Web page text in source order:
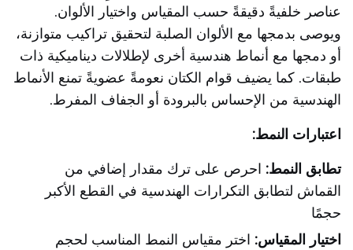
عناصر خلفيةً دقيقةً حسب المقياس واختيار الألوان.
ويوصى بدمجها مع الألوان الصلبة لتحقيق تراكيب متوازنة،
أو دمجها مع أنماط هندسية أخرى لإطلالات ديناميكية ذات
طبقات. كما يضيف قوام الكتان نعومةً عضويةً تمنع الأنماط
الهندسية من الإحساس بالبرودة أو الجفاف المفرط.
اعتبارات النمط:
تطابق النمط: احرص على ترك مقدار إضافي من
القماش لتطابق التكرارات الهندسية في القطع الأكبر
حجمًا
اختيار المقياس: اختر مقياس النمط المناسب لحجم